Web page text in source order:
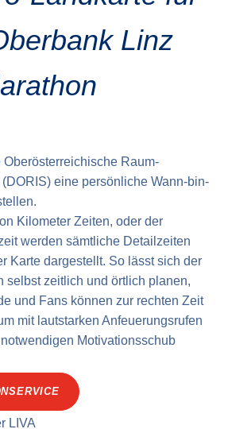
Linien
Linz
Raum-
(DORIS) eine persönliche Wann-bin-
Kilometer Zeiten, oder der
werden sämtliche Detailzeiten
Karte dargestellt. So lässt sich der
selbst zeitlich und örtlich planen,
und Fans können zur rechten Zeit
mit lautstarken Anfeuerungsrufen
Motivationsschub
LIVA